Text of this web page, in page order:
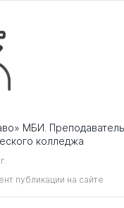
МБИ. Преподаватель
колледжа
публикации на сайте